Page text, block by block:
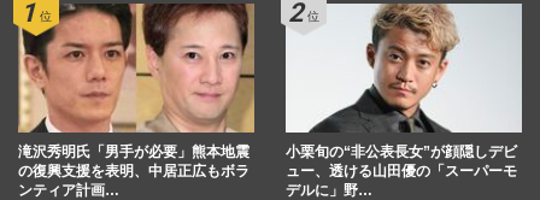
滝沢秀明氏「男手が必要」熊本地震
の復興支援を表明、中居正広もボラ
ンティア計画…
小栗旬の“非公表長女”が顔隠しデビ
ュー、透ける山田優の「スーパーモ
デルに」野…